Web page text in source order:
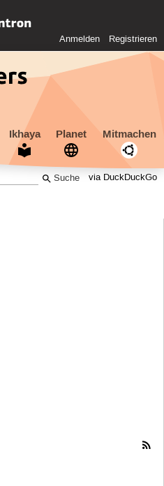
Anmelden Registrieren
Ikhaya Planet Mitmachen
via DuckDuckGo